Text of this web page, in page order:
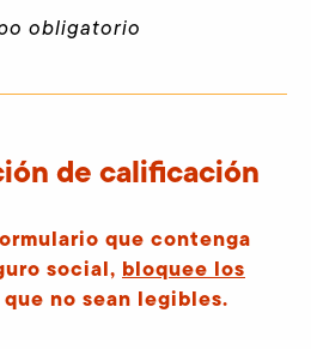
obligatorio
de calificación
que contenga
social, bloquee los
que no sean legibles.